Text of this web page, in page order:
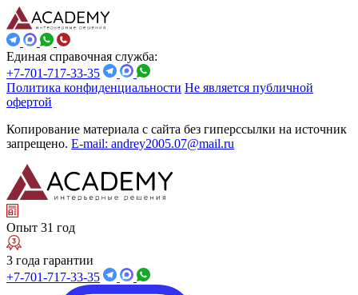
Единая справочная служба:
+7-701-717-33-35
Политика конфиденциальности Не является публичной
офертой
Копирование материала с сайта без гиперссылки на источник
запрещено. E-mail: andrey2005.07@mail.ru
Опыт 31 год
3 года гарантии
+7-701-717-33-35